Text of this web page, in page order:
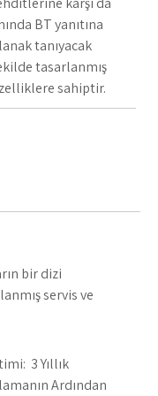
BT yanıtına
tanıyacak
tasarlanmış
sahiptir.
bir dizi
servis ve
3 Yıllık
Ardından